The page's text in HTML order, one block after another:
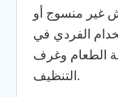
غير منسوج أو
الفردي في
الطعام وغرف
التنظيف.